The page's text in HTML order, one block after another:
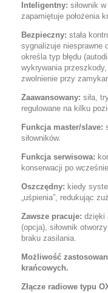
Inteligentny: siłownik
zapamiętuje położenia
Bezpieczny: stała
sygnalizuje niesprawne
określa typ błędu
wykrywania
zwolnienie przy
Zaawansowany: siła,
regulowane na kilku
Funkcja master/slave:
siłowników.
Funkcja serwisowa:
konserwacji po
Oszczędny: kiedy
„uśpienia”, redukując
Zawsze pracuje: dzięki
(opcja), siłownik
braku zasilania.
Możliwość
krańcowych.
Złącze radiowe typu